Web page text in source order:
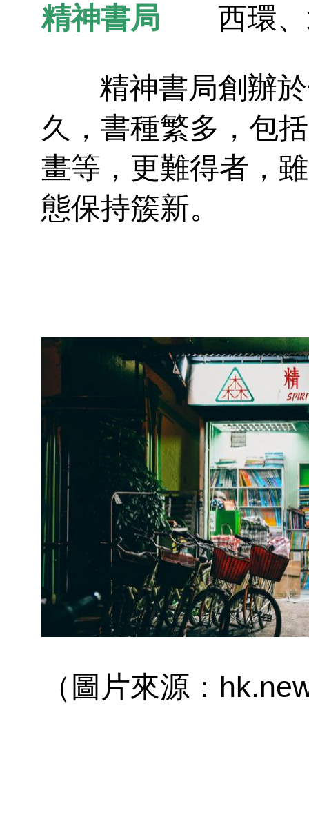
精神書局 西環、
精神書局創辦於
久，書種繁多，包
畫等，更難得者，
態保持簇新。
（圖片來源：